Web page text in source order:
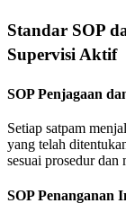
Standar SOP
Supervisi Aktif
SOP Penjagaan
Setiap satpam
yang telah
sesuai prosedur dan
SOP Penanganan